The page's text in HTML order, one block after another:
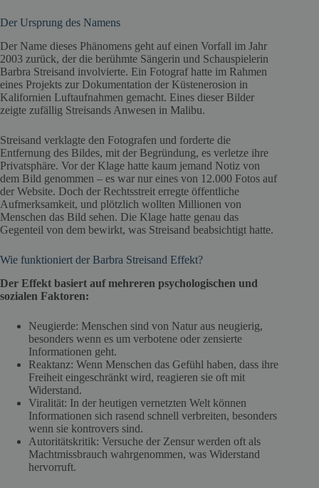
Der Ursprung des Namens
Der Name dieses Phänomens geht auf einen Vorfall im Jahr
2003 zurück, der die berühmte Sängerin und Schauspielerin
Barbra Streisand involvierte. Ein Fotograf hatte im Rahmen
eines Projekts zur Dokumentation der Küstenerosion in
Kalifornien Luftaufnahmen gemacht. Eines dieser Bilder
zeigte zufällig Streisands Anwesen in Malibu.
Streisand verklagte den Fotografen und forderte die
Entfernung des Bildes, mit der Begründung, es verletze ihre
Privatsphäre. Vor der Klage hatte kaum jemand Notiz von
dem Bild genommen – es war nur eines von 12.000 Fotos auf
der Website. Doch der Rechtsstreit erregte öffentliche
Aufmerksamkeit, und plötzlich wollten Millionen von
Menschen das Bild sehen. Die Klage hatte genau das
Gegenteil von dem bewirkt, was Streisand beabsichtigt hatte.
Wie funktioniert der Barbra Streisand Effekt?
Der Effekt basiert auf mehreren psychologischen und
sozialen Faktoren:
Neugierde: Menschen sind von Natur aus neugierig,
besonders wenn es um verbotene oder zensierte
Informationen geht.
Reaktanz: Wenn Menschen das Gefühl haben, dass ihre
Freiheit eingeschränkt wird, reagieren sie oft mit
Widerstand.
Viralität: In der heutigen vernetzten Welt können
Informationen sich rasend schnell verbreiten, besonders
wenn sie kontrovers sind.
Autoritätskritik: Versuche der Zensur werden oft als
Machtmissbrauch wahrgenommen, was Widerstand
hervorruft.